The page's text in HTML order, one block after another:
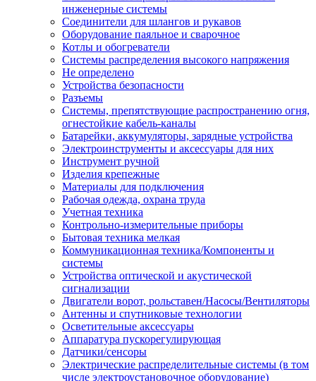
инженерные системы
Соединители для шлангов и рукавов
Оборудование паяльное и сварочное
Котлы и обогреватели
Системы распределения высокого напряжения
Не определено
Устройства безопасности
Разъемы
Системы, препятствующие распространению огня,
огнестойкие кабель-каналы
Батарейки, аккумуляторы, зарядные устройства
Электроинструменты и аксессуары для них
Инструмент ручной
Изделия крепежные
Материалы для подключения
Рабочая одежда, охрана труда
Учетная техника
Контрольно-измерительные приборы
Бытовая техника мелкая
Коммуникационная техника/Компоненты и
системы
Устройства оптической и акустической
сигнализации
Двигатели ворот, рольставен/Насосы/Вентиляторы
Антенны и спутниковые технологии
Осветительные аксессуары
Аппаратура пускорегулирующая
Датчики/сенсоры
Электрические распределительные системы (в том
числе электроустановочное оборудование)